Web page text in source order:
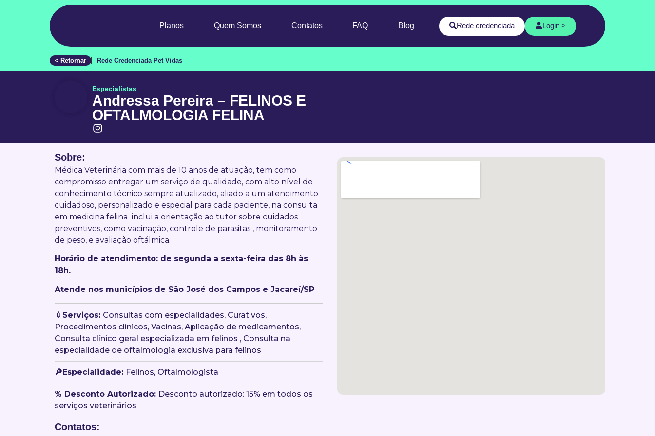
Planos Quem Somos Contatos FAQ Blog Rede credenciada Login >
< Retornar Rede Credenciada Pet Vidas
Especialistas
Andressa Pereira – FELINOS E
OFTALMOLOGIA FELINA
Sobre:
Médica Veterinária com mais de 10 anos de atuação, tem como
compromisso entregar um serviço de qualidade, com alto nível de
conhecimento técnico sempre atualizado, aliado a um atendimento
cuidadoso, personalizado e especial para cada paciente, na consulta
em medicina felina inclui a orientação ao tutor sobre cuidados
preventivos, como vacinação, controle de parasitas , monitoramento
de peso, e avaliação oftálmica.
Horário de atendimento: de segunda a sexta-feira das 8h às
18h.
Atende nos municípios de São José dos Campos e Jacareí/SP
💉Serviços: Consultas com especialidades, Curativos,
Procedimentos clínicos, Vacinas, Aplicação de medicamentos,
Consulta clínico geral especializada em felinos , Consulta na
especialidade de oftalmologia exclusiva para felinos
🔎Especialidade: Felinos, Oftalmologista
󠀥% Desconto Autorizado: Desconto autorizado: 15% em todos os
serviços veterinários
Contatos: